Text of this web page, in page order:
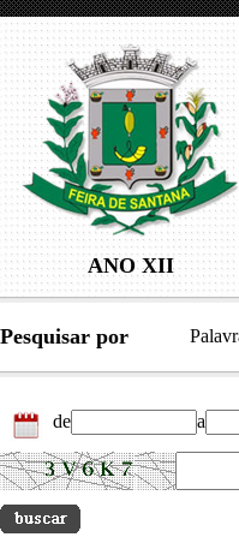
ANO XII
Pesquisar por
de a